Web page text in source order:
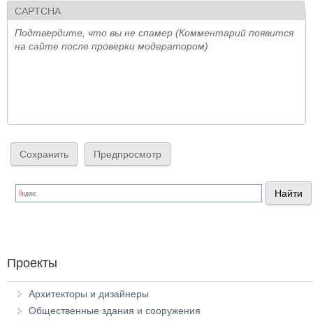
CAPTCHA
Подтвердите, что вы не спамер (Комментарий появится
на сайте после проверки модератором)
Проекты
Архитекторы и дизайнеры
Общественные здания и сооружения